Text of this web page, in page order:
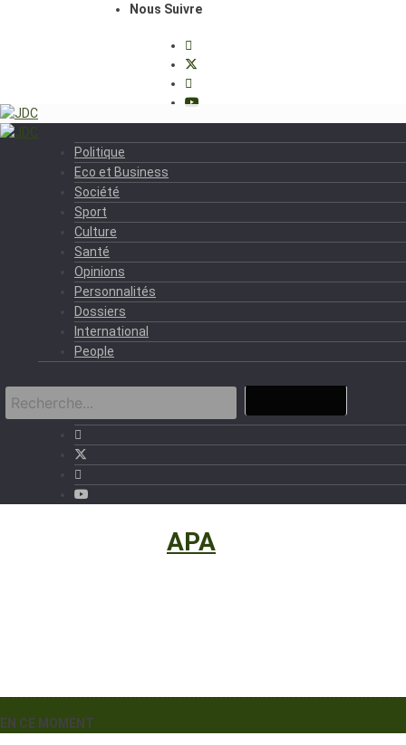
Nous Suivre
Politique
Eco et Business
Société
Sport
Culture
Santé
Opinions
Personnalités
Dossiers
International
People
APA
EN CE MOMENT